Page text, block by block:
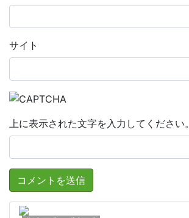
サイト
上に表示された文字を入力してください。